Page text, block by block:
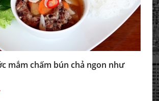
mắm chấm bún chả ngon như